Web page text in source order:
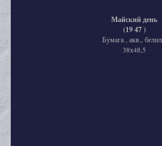
Майский день
(19 47 )
Бумага , акв.,
38х48,5